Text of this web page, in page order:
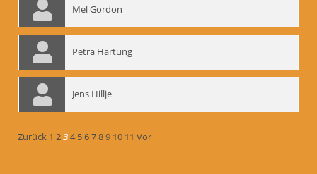
Mel Gordon
Petra Hartung
Jens Hillje
Zurück 1 234 56789 10 11 Vor